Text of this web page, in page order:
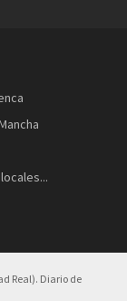
Real). Diario de